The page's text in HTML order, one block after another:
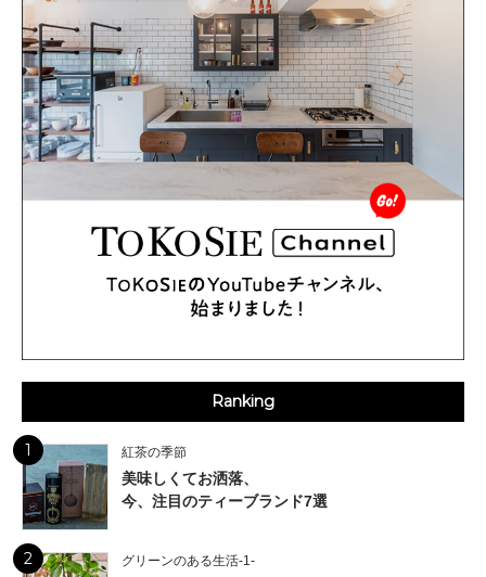
Ranking
1 紅茶の季節
美味しくてお洒落、
今、注目のティーブランド7選
2 グリーンのある生活-1-